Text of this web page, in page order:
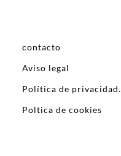
contacto
Aviso legal
Política de privacidad.
Poltica de cookies